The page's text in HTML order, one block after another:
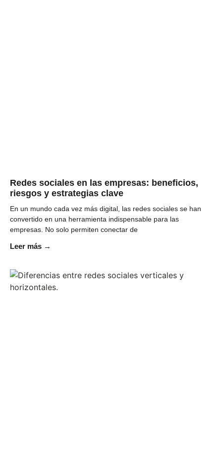
Redes sociales en las empresas: beneficios,
riesgos y estrategias clave
En un mundo cada vez más digital, las redes sociales se han
convertido en una herramienta indispensable para las
empresas. No solo permiten conectar de
Leer más →